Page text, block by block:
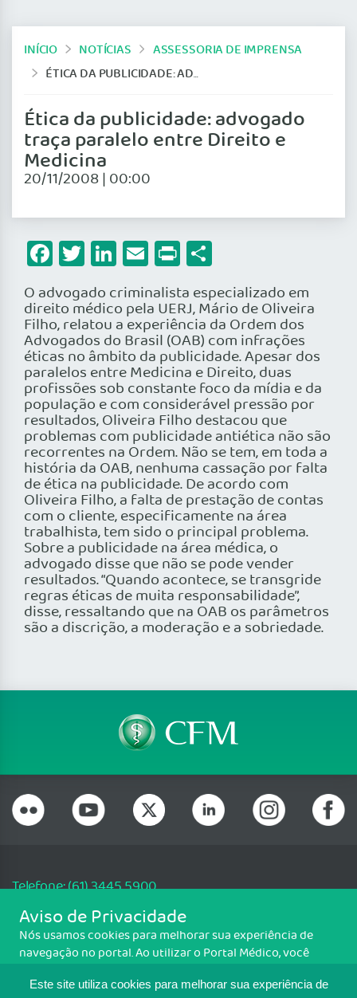
Este site utiliza cookies para melhorar sua experiência de
INÍCIO NOTÍCIAS
ASSESSORIA DE IMPRENSA
ÉTICA DA PUBLICIDADE: ADVOGADO TRAÇA PARALELO ENTRE DIREITO E MEDICINA
Ética da publicidade: advogado
traça paralelo entre Direito e
Medicina
20/11/2008 | 00:00
Facebook
Twitter
LinkedIn
Email
Print
O advogado criminalista especializado em
direito médico pela UERJ, Mário de Oliveira
Filho, relatou a experiência da Ordem dos
Advogados do Brasil (OAB) com infrações
éticas no âmbito da publicidade. Apesar dos
paralelos entre Medicina e Direito, duas
profissões sob constante foco da mídia e da
população e com considerável pressão por
resultados, Oliveira Filho destacou que
problemas com publicidade antiética não são
recorrentes na Ordem. Não se tem, em toda a
história da OAB, nenhuma cassação por falta
de ética na publicidade. De acordo com
Oliveira Filho, a falta de prestação de contas
com o cliente, especificamente na área
trabalhista, tem sido o principal problema.
Sobre a publicidade na área médica, o
advogado disse que não se pode vender
resultados. “Quando acontece, se transgride
regras éticas de muita responsabilidade”,
disse, ressaltando que na OAB os parâmetros
são a discrição, a moderação e a sobriedade.
Telefone: (61) 3445 5900
Email: cfm@portalmedico.org.br
SGAS 616, Conjunto D, Lote 115, L2 Sul, Brasília/DF - CEP: 70200-760 -
CNPJ: 33.583.550/0001-30
Aviso de Privacidade
Nós usamos cookies para melhorar sua experiência de
navegação no portal. Ao utilizar o Portal Médico, você
Para ter mais informações sobre como isso é feito, acesse